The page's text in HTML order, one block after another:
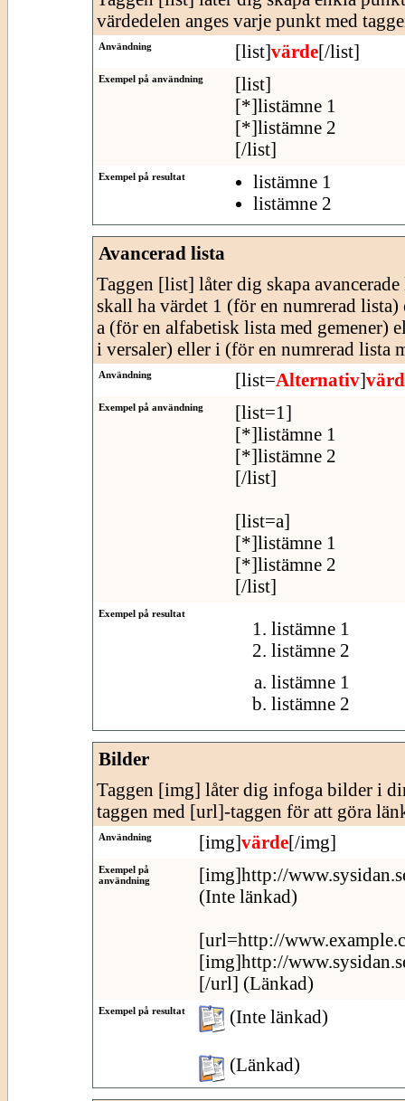
värdedelen anges varje punkt med
Användning [list]värde[/list]
Exempel på användning
[list]
[*]listämne 1
[*]listämne 2
[/list]
Exempel på resultat
listämne 1
listämne 2
Avancerad lista
Taggen [list] låter dig skapa
skall ha värdet 1 (för en numrerad
a (för en alfabetisk lista med gemener)
i versaler) eller i (för en numrerad lista
Användning [list=Alternativ]
Exempel på användning
[list=1]
[*]listämne 1
[*]listämne 2
[/list]
[list=a]
[*]listämne 1
[*]listämne 2
[/list]
Exempel på resultat
listämne 1
listämne 2
listämne 1
listämne 2
Bilder
Taggen [img] låter dig infoga bilder i
taggen med [url]-taggen för att göra
Användning [img]värde[/img]
Exempel på
användning
[img]http://
(Inte länkad)
[url=http://
[img]http://
[/url] (Länkad)
Exempel på resultat (Inte länkad)
(Länkad)